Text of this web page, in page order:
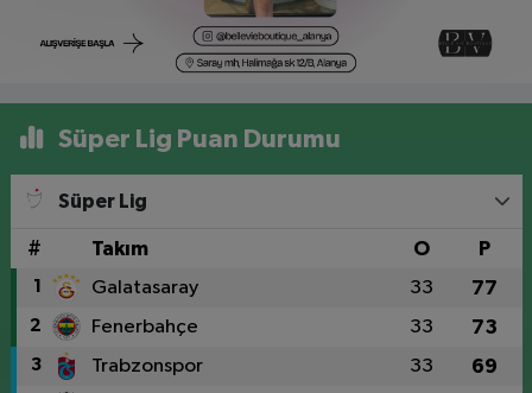
Süper Lig Puan Durumu
Süper Lig
# Takım O P
1 Galatasaray 33 77
2 Fenerbahçe 33 73
3 Trabzonspor 33 69